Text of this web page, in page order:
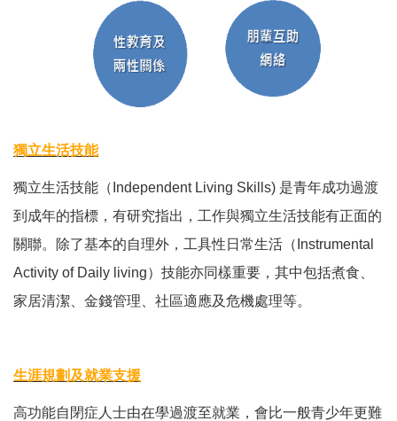
獨立生活技能
獨立生活技能（Independent Living Skills) 是青年成功過渡
到成年的指標，有研究指出，工作與獨立生活技能有正面的
關聯。除了基本的自理外，工具性日常生活（Instrumental
Activity of Daily living）技能亦同樣重要，其中包括煮食、
家居清潔、金錢管理、社區適應及危機處理等。
生涯規劃及就業支援
高功能自閉症人士由在學過渡至就業，會比一般青少年更難